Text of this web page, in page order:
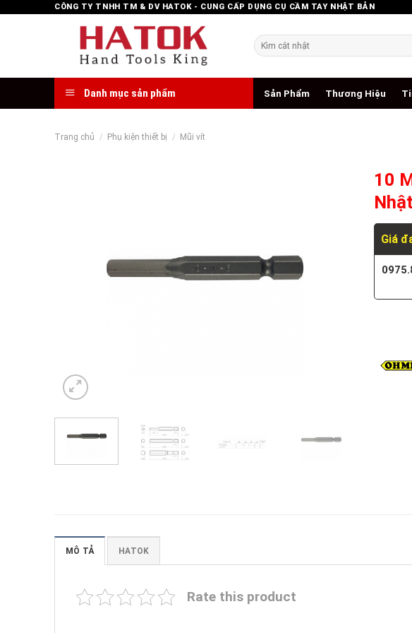
CÔNG TY TNHH TM & DV HATOK - CUNG CẤP DỤNG CỤ CẦM TAY NHẬT BẢN
Tìm
kiếm:
Danh mục sản phẩm Sản Phẩm Thương Hiệu
Trang chủ / Phụ kiện thiết bị / Mũi vít
10
Giá
MÔ TẢ HATOK
Rate this product